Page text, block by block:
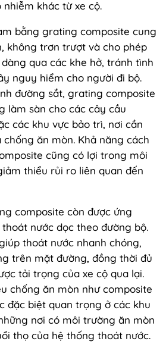
khác từ xe cộ.
bằng grating composite cung
không trơn trượt và cho phép
qua các khe hở, tránh tình
nguy hiểm cho người đi bộ.
đường sắt, grating composite
làm sàn cho các cây cầu
các khu vực bảo trì, nơi cần
ăn mòn. Khả năng cách
cũng có lợi trong môi
thiểu rủi ro liên quan đến
composite còn được ứng
nước dọc theo đường bộ.
thoát nước nhanh chóng,
trên mặt đường, đồng thời đủ
tải trọng của xe cộ qua lại.
chống ăn mòn như composite
đặc biệt quan trọng ở các khu
nơi có môi trường ăn mòn
thọ của hệ thống thoát nước.